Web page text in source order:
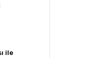
bulunuyor.
olmalı.
ile